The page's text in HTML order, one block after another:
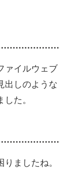
ァイルウェブ
出しのような
た。
ましたね。